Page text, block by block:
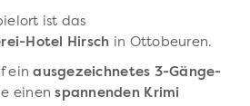
ist das
Hotel Hirsch in Ottobeuren.
einausgezeichnetes 3-Gänge-
einenspannenden Krimi